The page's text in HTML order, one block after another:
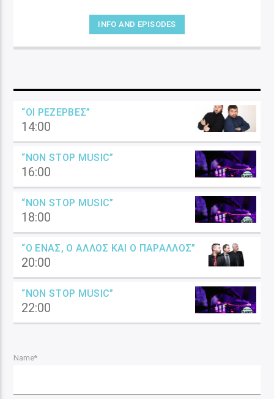
INFO AND EPISODES
“ΟΙ ΡΕΖΈΡΒΕΣ”
14:00
“NON STOP MUSIC”
16:00
“NON STOP MUSIC”
18:00
“Ο ΈΝΑΣ, Ο ΆΛΛΟΣ ΚΑΙ Ο ΠΑΡΆΛΛΟΣ”
20:00
“NON STOP MUSIC”
22:00
Name*